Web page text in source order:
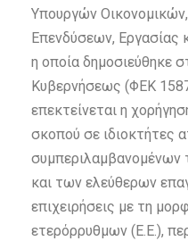
Υπουργών
Επενδύσεων, Εργασίας
η οποία δημοσιεύθηκε
Κυβερνήσεως (ΦΕΚ
επεκτείνεται η
σκοπού σε ιδιοκτήτες
και των ελεύθερων
επιχειρήσεις με τη
ετερόρρυθμων (Ε.Ε.),